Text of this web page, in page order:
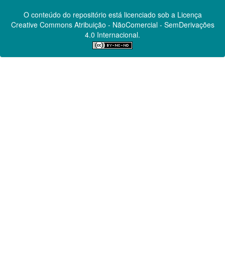
O conteúdo do repositório está licenciado sob a Licença
Creative CommonsAtribuição - NãoComercial - SemDerivações
4.0 Internacional.